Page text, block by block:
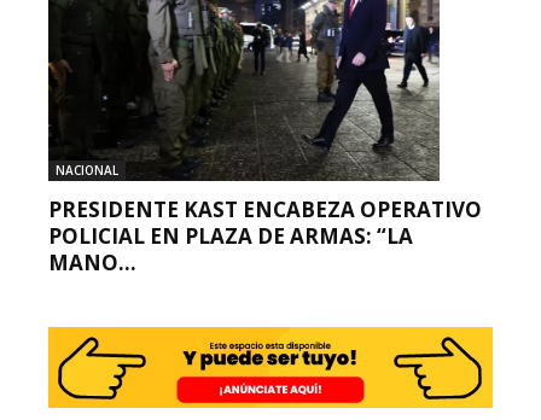
NACIONAL
PRESIDENTE KAST ENCABEZA OPERATIVO
POLICIAL EN PLAZA DE ARMAS: “LA
MANO...